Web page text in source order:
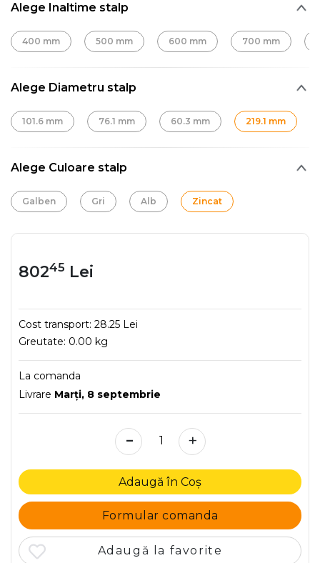
Alege Inaltime stalp
400 mm 500 mm 600 mm 700 mm
Alege Diametru stalp
101.6 mm 76.1 mm 60.3 mm 219.1 mm
Alege Culoare stalp
Galben Gri Alb Zincat
80245 Lei
Cost transport: 28.25 Lei
Greutate: 0.00 kg
La comanda
Livrare Marţi, 8 septembrie
- +
Adaugă în Coș
Formular comanda
Adaugă la favorite